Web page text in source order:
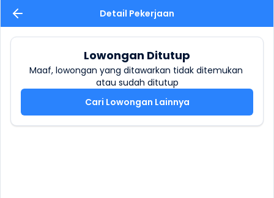
Detail Pekerjaan
Lowongan Ditutup
Maaf, lowongan yang ditawarkan tidak ditemukan
atau sudah ditutup
Cari Lowongan Lainnya